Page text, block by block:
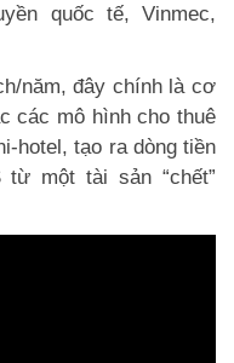
quốc tế, Vinmec,
năm, đây chính là cơ
các mô hình cho thuê
hotel, tạo ra dòng tiền
một tài sản “chết”